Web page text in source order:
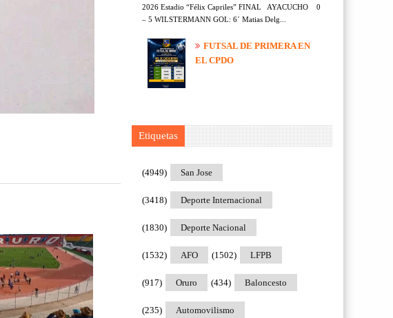
2026 Estadio “Félix Capriles” FINAL AYACUCHO 0
– 5 WILSTERMANN GOL: 6´ Matias Delg...
FUTSAL DE PRIMERA EN
EL CPDO
Etiquetas
San Jose
(4949)
Deporte Internacional
(3418)
Deporte Nacional
(1830)
AFO
(1532) LFPB
(1502)
Oruro
(917) Baloncesto
(434)
Automovilismo
(235)